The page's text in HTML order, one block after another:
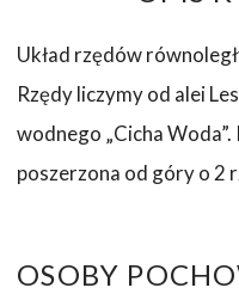
Układ rzędów
Rzędy liczymy od alei
wodnego „Cicha
poszerzona od góry o 2
OSOBY